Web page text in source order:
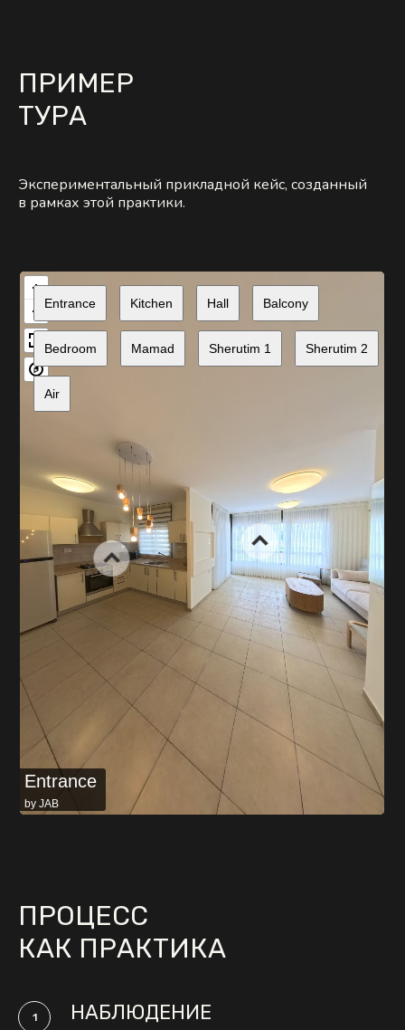
ПРИМЕР
ТУРА
Экспериментальный прикладной кейс, созданный
в рамках этой практики.
ПРОЦЕСС
КАК ПРАКТИКА
НАБЛЮДЕНИЕ